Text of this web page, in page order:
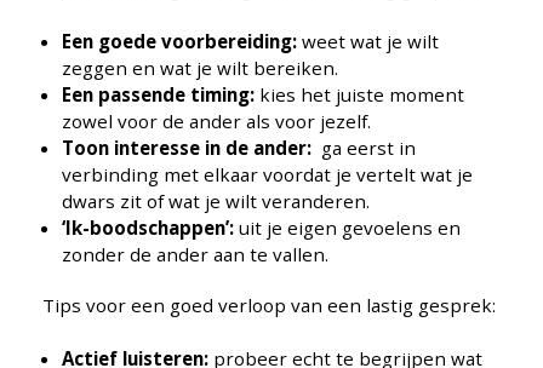
Een goede voorbereiding: weet wat je wilt
zeggen en wat je wilt bereiken.
Een passende timing: kies het juiste moment
zowel voor de ander als voor jezelf.
Toon interesse in de ander: ga eerst in
verbinding met elkaar voordat je vertelt wat je
dwars zit of wat je wilt veranderen.
‘Ik-boodschappen’: uit je eigen gevoelens en
zonder de ander aan te vallen.
Tips voor een goed verloop van een lastig gesprek:
Actief luisteren: probeer echt te begrijpen wat